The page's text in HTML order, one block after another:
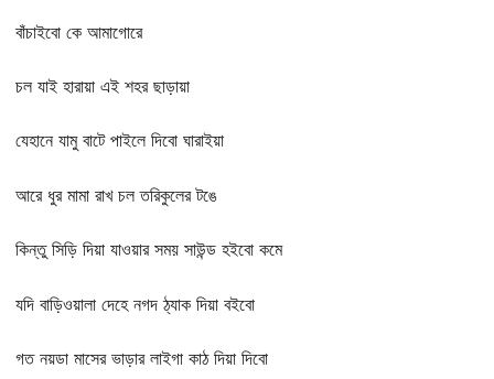
বাঁচাইবো কে আমাগোরে
চল যাই হারায়া এই শহর ছাড়ায়া
যেহানে যামু বাটে পাইলে দিবো ঘারাইয়া
আরে ধুর মামা রাখ চল তরিকুলের টঙে
কিন্তু সিড়ি দিয়া যাওয়ার সময় সাউন্ড হইবো কমে
যদি বাড়িওয়ালা দেহে নগদ ঠ্যাক দিয়া বইবো
গত নয়ডা মাসের ভাড়ার লাইগা কাঠ দিয়া দিবো